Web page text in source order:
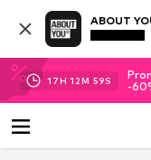
ABOUT
17H 12M 59S
-